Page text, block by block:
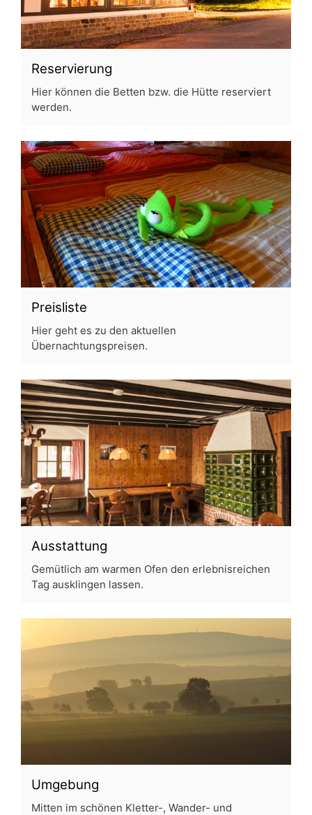
Reservierung
Hier können die Betten bzw. die Hütte reserviert
werden.
Preisliste
Hier geht es zu den aktuellen
Übernachtungspreisen.
Ausstattung
Gemütlich am warmen Ofen den erlebnisreichen
Tag ausklingen lassen.
Umgebung
Mitten im schönen Kletter-, Wander- und